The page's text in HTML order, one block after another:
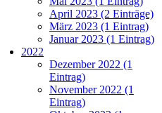
April 2023 (2 Einträge)
März 2023 (1 Eintrag)
Januar 2023 (1 Eintrag)
2022
Dezember 2022 (1
Eintrag)
November 2022 (1
Eintrag)